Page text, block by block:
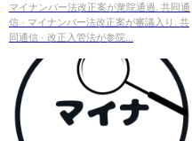
マイナンバー法改正案が衆院通過. 共同通
信 · マイナンバー法改正案が審議入り. 共
同通信 · 改正入管法が参院...